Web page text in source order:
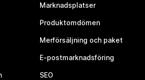
Marknadsplatser
Produktomdömen
Merförsäljning och paket
E-postmarknadsföring
SEO